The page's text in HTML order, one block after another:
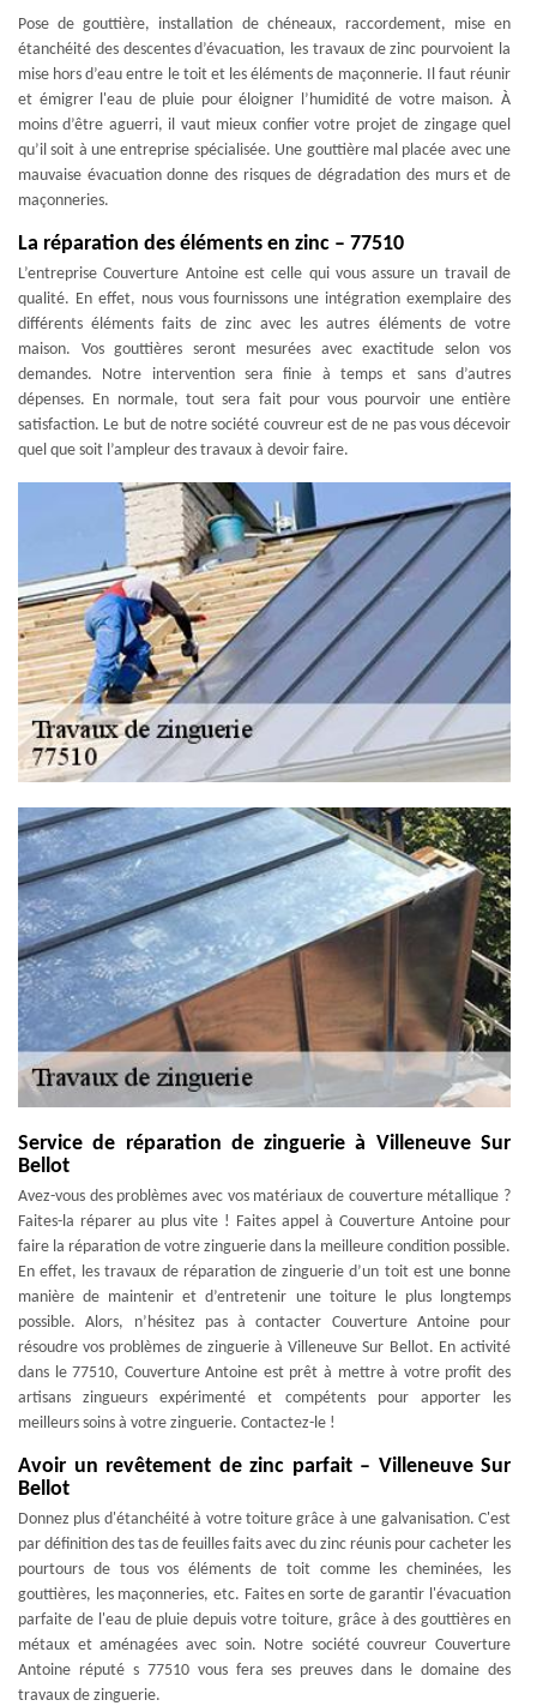
Pose de gouttière, installation de chéneaux, raccordement, mise en
étanchéité des descentes d’évacuation, les travaux de zinc pourvoient la
mise hors d’eau entre le toit et les éléments de maçonnerie. Il faut réunir
et émigrer l'eau de pluie pour éloigner l’humidité de votre maison. À
moins d’être aguerri, il vaut mieux confier votre projet de zingage quel
qu’il soit à une entreprise spécialisée. Une gouttière mal placée avec une
mauvaise évacuation donne des risques de dégradation des murs et de
maçonneries.
La réparation des éléments en zinc – 77510
L’entreprise Couverture Antoine est celle qui vous assure un travail de
qualité. En effet, nous vous fournissons une intégration exemplaire des
différents éléments faits de zinc avec les autres éléments de votre
maison. Vos gouttières seront mesurées avec exactitude selon vos
demandes. Notre intervention sera finie à temps et sans d’autres
dépenses. En normale, tout sera fait pour vous pourvoir une entière
satisfaction. Le but de notre société couvreur est de ne pas vous décevoir
quel que soit l’ampleur des travaux à devoir faire.
Service de réparation de zinguerie à Villeneuve Sur
Bellot
Avez-vous des problèmes avec vos matériaux de couverture métallique ?
Faites-la réparer au plus vite ! Faites appel à Couverture Antoine pour
faire la réparation de votre zinguerie dans la meilleure condition possible.
En effet, les travaux de réparation de zinguerie d’un toit est une bonne
manière de maintenir et d’entretenir une toiture le plus longtemps
possible. Alors, n’hésitez pas à contacter Couverture Antoine pour
résoudre vos problèmes de zinguerie à Villeneuve Sur Bellot. En activité
dans le 77510, Couverture Antoine est prêt à mettre à votre profit des
artisans zingueurs expérimenté et compétents pour apporter les
meilleurs soins à votre zinguerie. Contactez-le !
Avoir un revêtement de zinc parfait – Villeneuve Sur
Bellot
Donnez plus d'étanchéité à votre toiture grâce à une galvanisation. C'est
par définition des tas de feuilles faits avec du zinc réunis pour cacheter les
pourtours de tous vos éléments de toit comme les cheminées, les
gouttières, les maçonneries, etc. Faites en sorte de garantir l'évacuation
parfaite de l'eau de pluie depuis votre toiture, grâce à des gouttières en
métaux et aménagées avec soin. Notre société couvreur Couverture
Antoine réputé s 77510 vous fera ses preuves dans le domaine des
travaux de zinguerie.